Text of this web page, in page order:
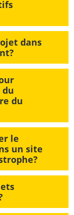
dans
du
le
un site